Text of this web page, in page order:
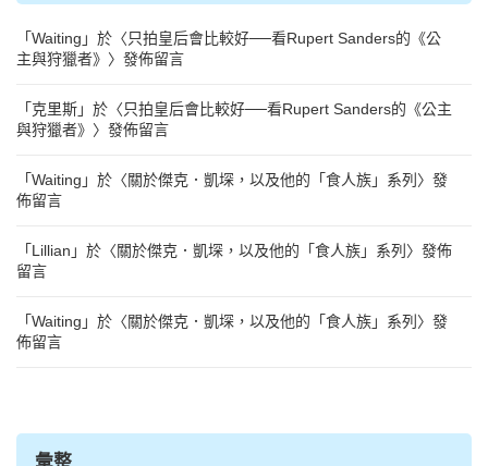
「Waiting 」於〈只拍皇后會比較好──看Rupert Sanders的《公
主與狩獵者》 〉發佈留言
「克里斯」於〈只拍皇后會比較好──看Rupert Sanders的《公主
與狩獵者》 〉發佈留言
「Waiting 」於〈關於傑克．凱堔，以及他的「食人族」系列〉發
佈留言
「Lillian 」於〈關於傑克．凱堔，以及他的「食人族」系列〉發佈
留言
「Waiting 」於〈關於傑克．凱堔，以及他的「食人族」系列〉發
佈留言